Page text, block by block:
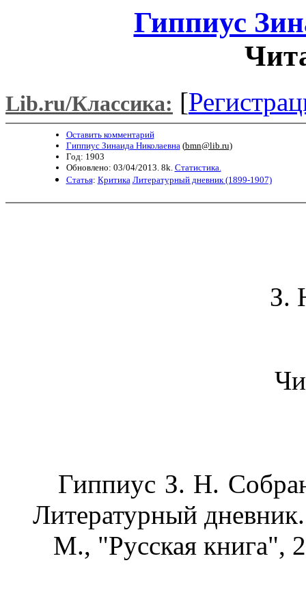
Гиппиус
Lib.ru/Классика: [
Оставить комментарий
Гиппиус Зинаида Николаевна (bmn@lib.ru)
Год: 1903
Обновлено: 03/04/2013. 8k. Статистика.
Статья: Критика Литературный дневник (1899-1907)
З.
Гиппиус З. H.
Литературный
М., "Русская книга",